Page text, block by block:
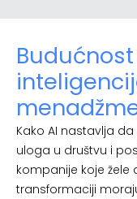
Kako AI nastavlja
uloga u društvu i
kompanije koje žele
transformaciji